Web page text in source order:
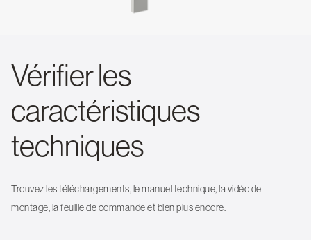
Vérifier les
caractéristiques
techniques
Trouvez les téléchargements, le manuel technique, la vidéo de
montage, la feuille de commande et bien plus encore.